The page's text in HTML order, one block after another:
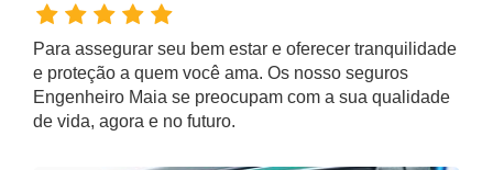
Para assegurar seu bem estar e oferecer tranquilidade
e proteção a quem você ama. Os nosso seguros
Engenheiro Maia se preocupam com a sua qualidade
de vida, agora e no futuro.